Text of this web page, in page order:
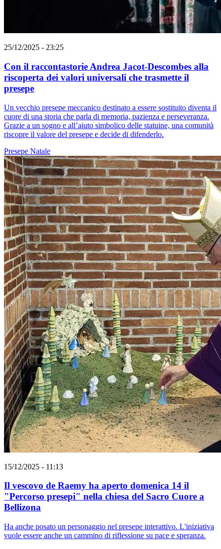
25/12/2025 - 23:25
Con il raccontastorie Andrea Jacot-Descombes alla
riscoperta dei valori universali che trasmette il
presepe
Un vecchio presepe meccanico destinato a essere sostituito diventa il
cuore di una storia che parla di memoria, pazienza e perseveranza.
Grazie a un sogno e all’aiuto simbolico delle statuine, una comunità
riscopre il valore del presepe e decide di difenderlo.
Presepe Natale
15/12/2025 - 11:13
Il vescovo de Raemy ha aperto domenica 14 il
"Percorso presepi" nella chiesa del Sacro Cuore a
Bellizona
Ha anche posato un personaggio nel presepe interattivo. L'iniziativa
vuole essere anche un cammino di riflessione su pace e speranza.